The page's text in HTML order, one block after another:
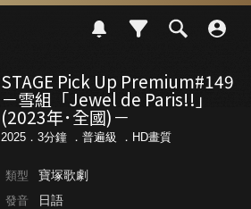
STAGE Pick Up Premium#149
－雪組「Jewel de Paris!!」
(2023年･全國)－
2025．3分鐘 ． 普遍級 ．HD畫質
類型 寶塚歌劇
發音 日語